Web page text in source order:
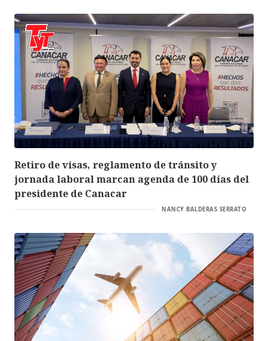
Retiro de visas, reglamento de tránsito y
jornada laboral marcan agenda de 100 días del
presidente de Canacar
NANCY BALDERAS SERRATO